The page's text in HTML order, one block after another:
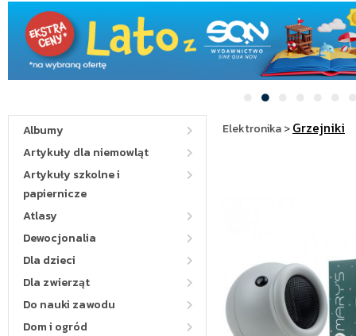
Albumy
Artykuły dla niemowląt
Artykuły szkolne i
papiernicze
Atlasy
Dewocjonalia
Dla dzieci
Dla zwierząt
Do nauki zawodu
Dom i ogród
Elektronika>Grzejniki